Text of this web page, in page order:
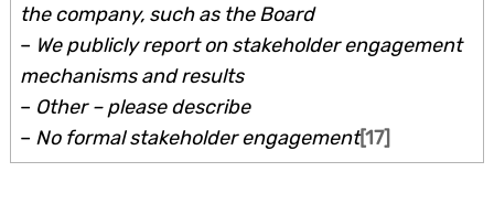
the company, such as the Board
– We publicly report on stakeholder engagement
mechanisms and results
– Other – please describe
– No formal stakeholder engagement[17]